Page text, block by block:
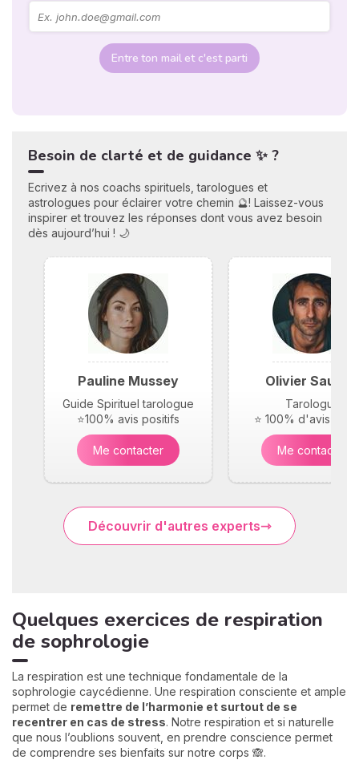
Entre ton mail et c'est parti
Besoin de clarté et de guidance ✨ ?
Ecrivez à nos coachs spirituels, tarologues et
astrologues pour éclairer votre chemin 🔮! Laissez-vous
inspirer et trouvez les réponses dont vous avez besoin
dès aujourd’hui ! 🌙
Pauline Mussey
Guide Spirituel tarologue
⭐100% avis positifs
Me contacter
Olivier Saunier
Tarologue
⭐ 100% d'avis
Me contacter
Découvrir d'autres experts
Quelques exercices de respiration
de sophrologie
La respiration est une technique fondamentale de la
sophrologie caycédienne. Une respiration consciente et ample
permet de remettre de l’harmonie et surtout de se
recentrer en cas de stress. Notre respiration et si naturelle
que nous l’oublions souvent, en prendre conscience permet
de comprendre ses bienfaits sur notre corps 🙈.